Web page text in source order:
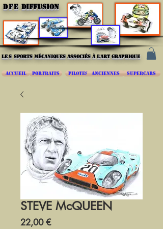
DFE DIFFUSION
les sports mécaniques associés à l'art graphique
ACCUEIL PORTRAITS PILOTES ANCIENNES SUPERCARS
STEVE McQUEEN
22,00 €Prix